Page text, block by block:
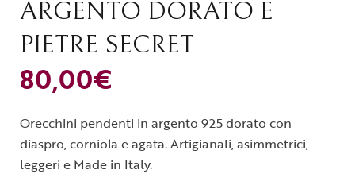
ARGENTO DORATO E
PIETRE SECRET
80,00€
Orecchini pendenti in argento 925 dorato con
diaspro, corniola e agata. Artigianali, asimmetrici,
leggeri e Made in Italy.